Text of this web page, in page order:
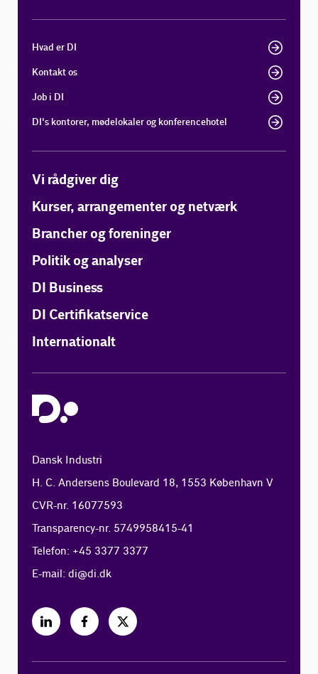
Hvad er DI
Kontakt os
Job i DI
DI's kontorer, mødelokaler og konferencehotel
Vi rådgiver dig
Kurser, arrangementer og netværk
Brancher og foreninger
Politik og analyser
DI Business
DI Certifikatservice
Internationalt
Dansk Industri
H. C. Andersens Boulevard 18, 1553 København V
CVR-nr. 16077593
Transparency-nr. 5749958415-41
Telefon: +45 3377 3377
E-mail:di@di.dk